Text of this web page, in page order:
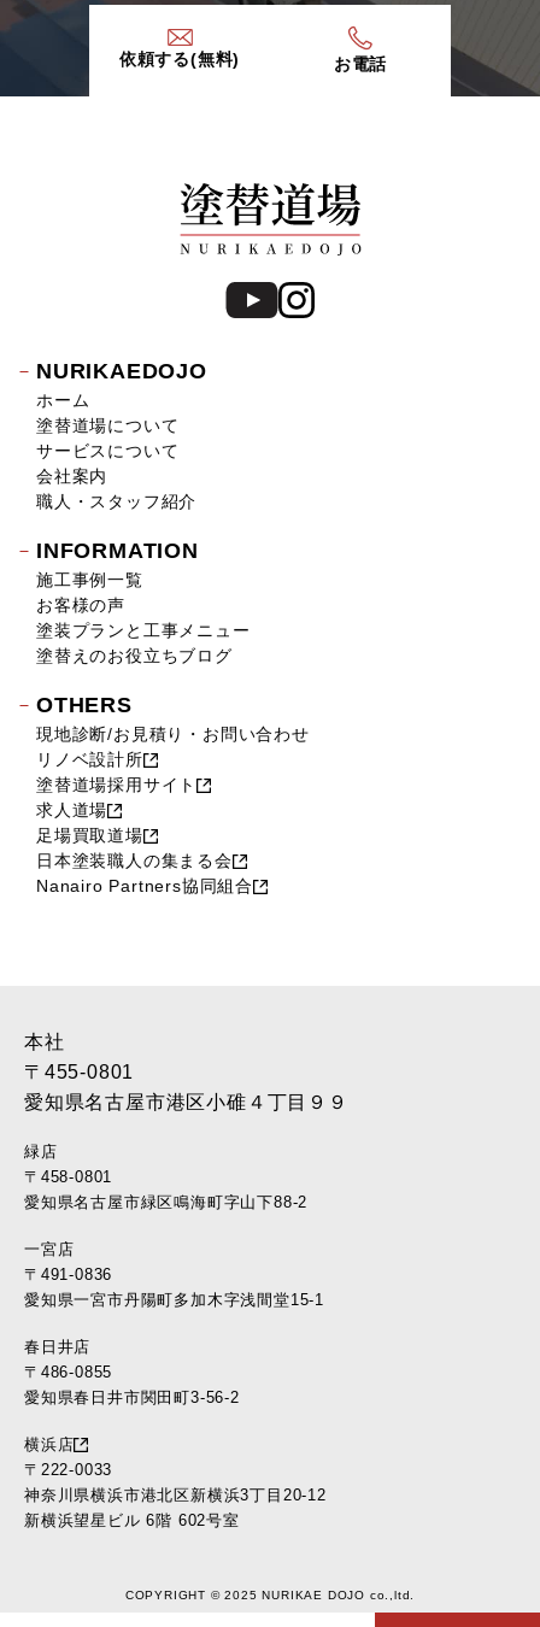
依頼する(無料) お電話
NURIKAEDOJO
ホーム
塗替道場について
サービスについて
会社案内
職人・スタッフ紹介
INFORMATION
施工事例一覧
お客様の声
塗装プランと工事メニュー
塗替えのお役立ちブログ
OTHERS
現地診断/お見積り・お問い合わせ
リノベ設計所
塗替道場採用サイト
求人道場
足場買取道場
日本塗装職人の集まる会
Nanairo Partners協同組合
本社
〒455-0801
愛知県名古屋市港区小碓４丁目９９
緑店
〒458-0801
愛知県名古屋市緑区鳴海町字山下88-2
一宮店
〒491-0836
愛知県一宮市丹陽町多加木字浅間堂15-1
春日井店
〒486-0855
愛知県春日井市関田町3-56-2
横浜店
〒222-0033
神奈川県横浜市港北区新横浜3丁目20-12
新横浜望星ビル 6階 602号室
COPYRIGHT © 2025 NURIKAE DOJO co.,ltd.